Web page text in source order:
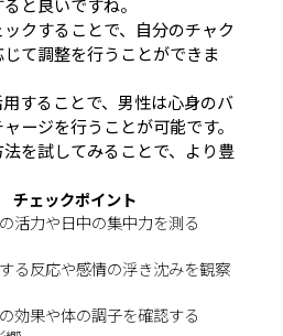
と良いですね。
クすることで、自分のチャク
て調整を行うことができま
することで、男性は心身のバ
ージを行うことが可能です。
を試してみることで、より豊
チェックポイント
活力や日中の集中力を測る
る反応や感情の浮き沈みを観察
効果や体の調子を確認する